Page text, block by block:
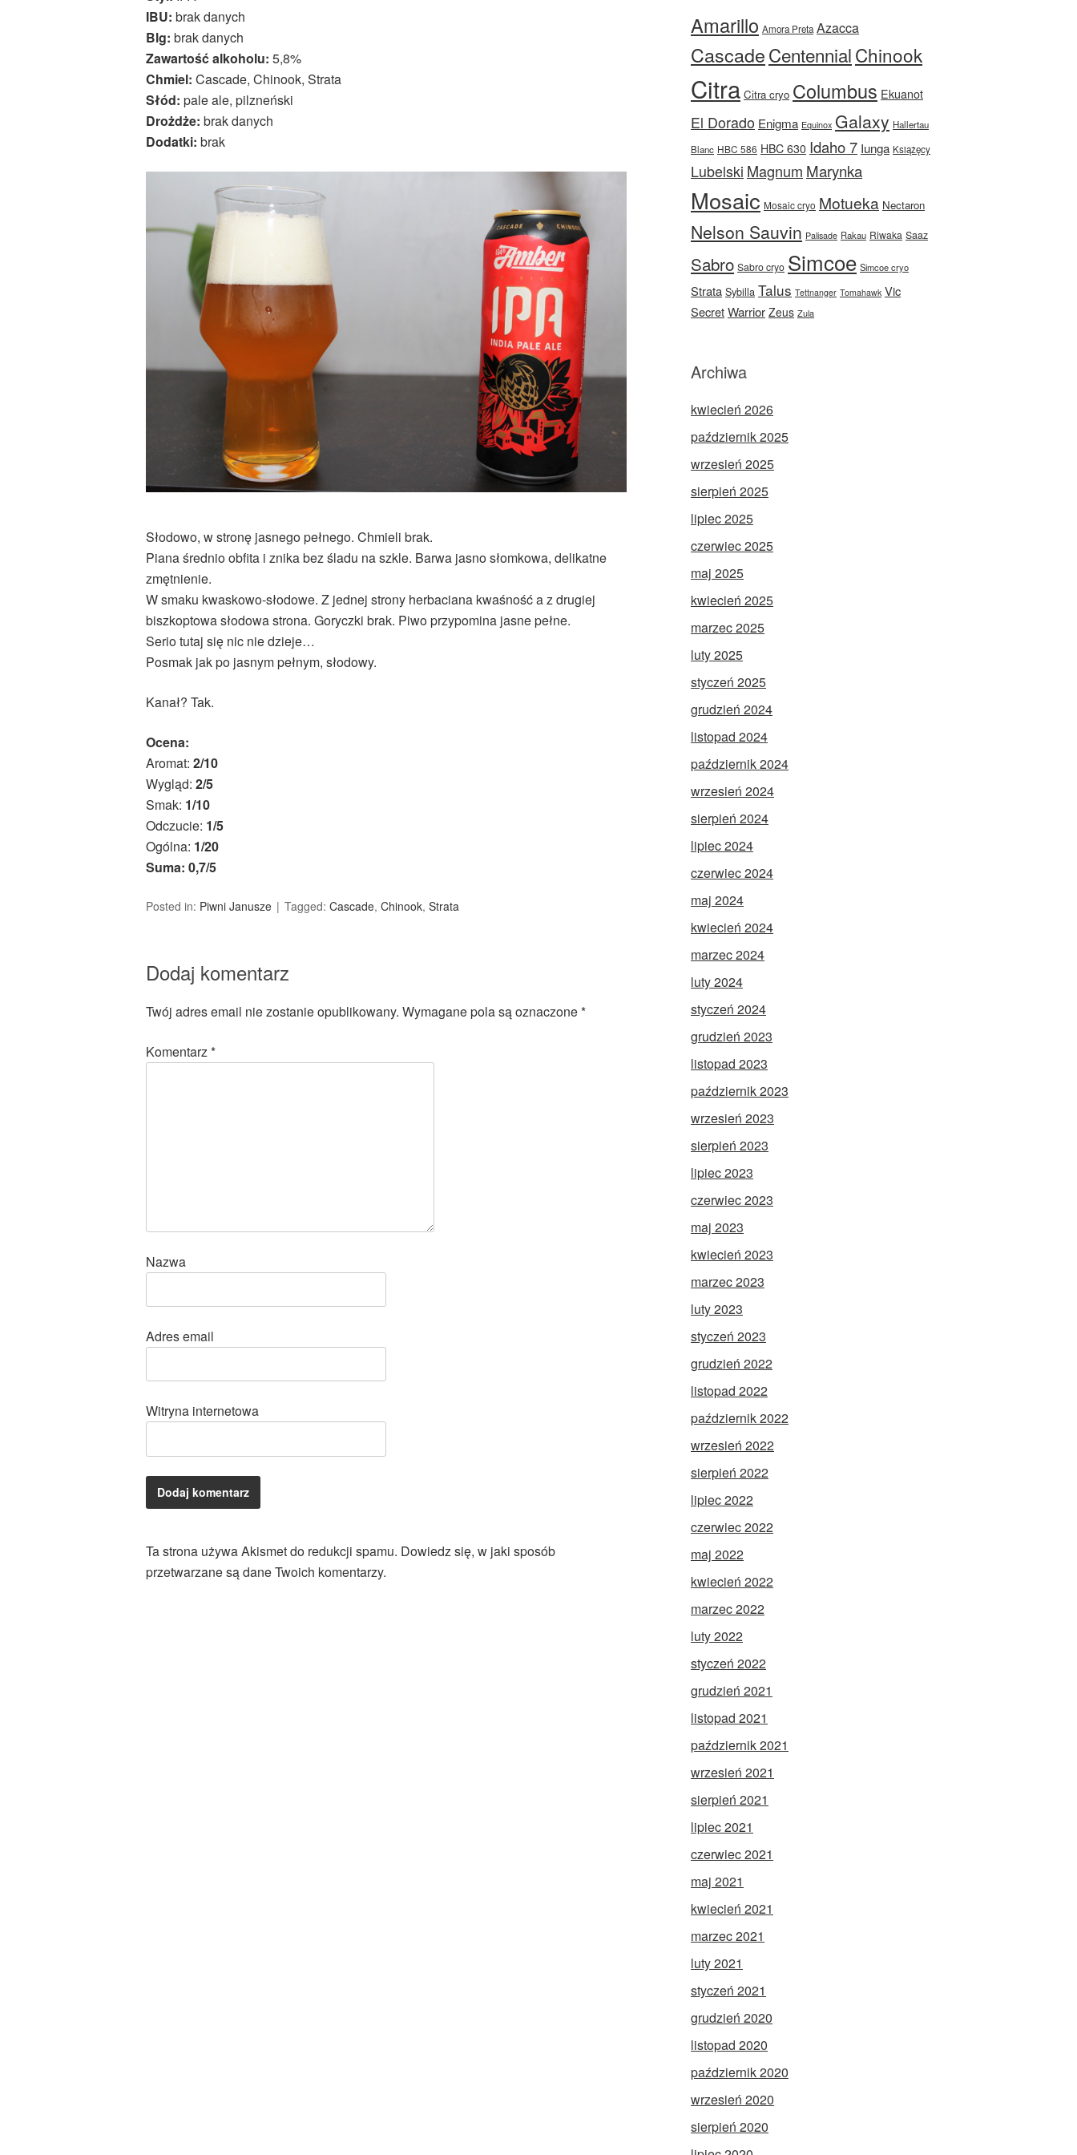
IBU: brak danych
Blg: brak danych
Zawartość alkoholu: 5,8%
Chmiel: Cascade, Chinook, Strata
Słód: pale ale, pilzneński
Drożdże: brak danych
Dodatki: brak
Słodowo, w stronę jasnego pełnego. Chmieli brak.
Piana średnio obfita i znika bez śladu na szkle. Barwa jasno słomkowa, delikatne
zmętnienie.
W smaku kwaskowo-słodowe. Z jednej strony herbaciana kwaśność a z drugiej
biszkoptowa słodowa strona. Goryczki brak. Piwo przypomina jasne pełne.
Serio tutaj się nic nie dzieje…
Posmak jak po jasnym pełnym, słodowy.
Kanał? Tak.
Ocena:
Aromat: 2/10
Wygląd: 2/5
Smak: 1/10
Odczucie: 1/5
Ogólna: 1/20
Suma: 0,7/5
Posted in: Piwni Janusze Tagged: Cascade, Chinook, Strata
Dodaj komentarz
Twój adres email nie zostanie opublikowany. Wymagane pola są oznaczone*
Komentarz*
Nazwa
Adres email
Witryna internetowa
Ta strona używa Akismet do redukcji spamu. Dowiedz się, w jaki sposób
przetwarzane są dane Twoich komentarzy.
Amarillo Amora Preta Azacca
CascadeCentennialChinook
Citra Citra cryo Columbus Ekuanot
El Dorado Enigma Equinox Galaxy Hallertau
Blanc HBC 586 HBC 630 Idaho 7 Iunga Książęcy
Lubelski Magnum Marynka
Mosaic Mosaic cryo Motueka Nectaron
Nelson Sauvin Palisade Rakau Riwaka Saaz
Sabro Sabro cryo Simcoe Simcoe cryo
Strata Sybilla Talus Tettnanger Tomahawk Vic
SecretWarrior Zeus Zula
Archiwa
kwiecień 2026
październik 2025
wrzesień 2025
sierpień 2025
lipiec 2025
czerwiec 2025
maj 2025
kwiecień 2025
marzec 2025
luty 2025
styczeń 2025
grudzień 2024
listopad 2024
październik 2024
wrzesień 2024
sierpień 2024
lipiec 2024
czerwiec 2024
maj 2024
kwiecień 2024
marzec 2024
luty 2024
styczeń 2024
grudzień 2023
listopad 2023
październik 2023
wrzesień 2023
sierpień 2023
lipiec 2023
czerwiec 2023
maj 2023
kwiecień 2023
marzec 2023
luty 2023
styczeń 2023
grudzień 2022
listopad 2022
październik 2022
wrzesień 2022
sierpień 2022
lipiec 2022
czerwiec 2022
maj 2022
kwiecień 2022
marzec 2022
luty 2022
styczeń 2022
grudzień 2021
listopad 2021
październik 2021
wrzesień 2021
sierpień 2021
lipiec 2021
czerwiec 2021
maj 2021
kwiecień 2021
marzec 2021
luty 2021
styczeń 2021
grudzień 2020
listopad 2020
październik 2020
wrzesień 2020
sierpień 2020